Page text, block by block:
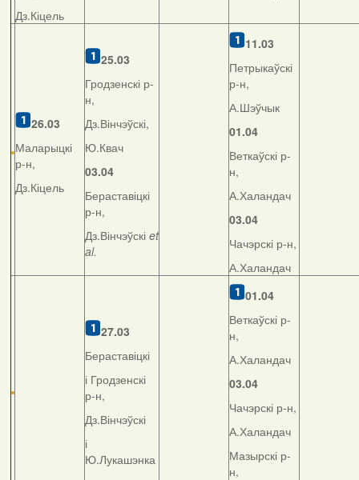
Дз.Кіцель
26.03
Маларыцкі
р-н,
Дз.Кіцель
25.03
Гродзенскі р-
н,
Дз.Вінчэўскі,
Ю.Квач
03.04
Бераставіцкі
р-н,
Дз.Вінчэўскі et
al.
11.03
Петрыкаўскі
р-н,
А.Шэўчык
01.04
Веткаўскі р-
н,
А.Халандач
03.04
Чачэрскі р-н,
А.Халандач
27.03
Бераставіцкі
і Гродзенскі
р-н,
Дз.Вінчэўскі
і
Ю.Лукашэнка
01.04
Веткаўскі р-
н,
А.Халандач
03.04
Чачэрскі р-н,
А.Халандач
Мазырскі р-
н,